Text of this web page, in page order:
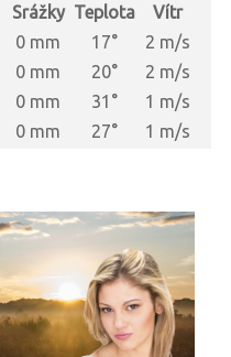
Srážky Teplota
Vítr
0 mm 17°
2 m/s
0 mm 20°
2 m/s
0 mm 31°
1 m/s
0 mm 27° 1 m/s